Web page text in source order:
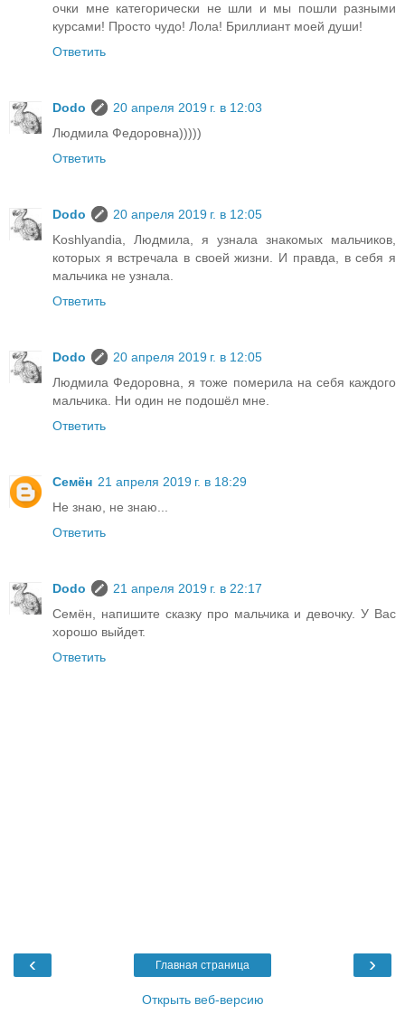
очки мне категорически не шли и мы пошли разными
курсами! Просто чудо! Лола! Бриллиант моей души!
Ответить
Dodo
20 апреля 2019 г. в 12:03
Людмила Федоровна)))))
Ответить
Dodo
20 апреля 2019 г. в 12:05
Koshlyandia, Людмила, я узнала знакомых мальчиков,
которых я встречала в своей жизни. И правда, в себя я
мальчика не узнала.
Ответить
Dodo
20 апреля 2019 г. в 12:05
Людмила Федоровна, я тоже померила на себя каждого
мальчика. Ни один не подошёл мне.
Ответить
Семён 21 апреля 2019 г. в 18:29
Не знаю, не знаю...
Ответить
Dodo
21 апреля 2019 г. в 22:17
Семён, напишите сказку про мальчика и девочку. У Вас
хорошо выйдет.
Ответить
‹ ›
Главная страница
Открыть веб-версию